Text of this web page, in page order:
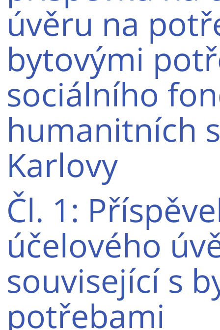
úvěru na
bytovými
sociálního
humanitních
Karlovy
Čl. 1:
účelového
související s
potřebami